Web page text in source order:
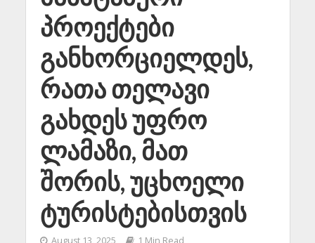
პროექტები
განხორციელდეს,
რათა თელავი
გახდეს უფრო
ლამაზი, მათ
შორის, უცხოელი
ტურისტებისთვის
August 13, 2025 1 Min Read